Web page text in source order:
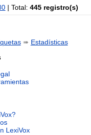
| Total:445 registro(s)
➠ Estadísticas
LexiVox